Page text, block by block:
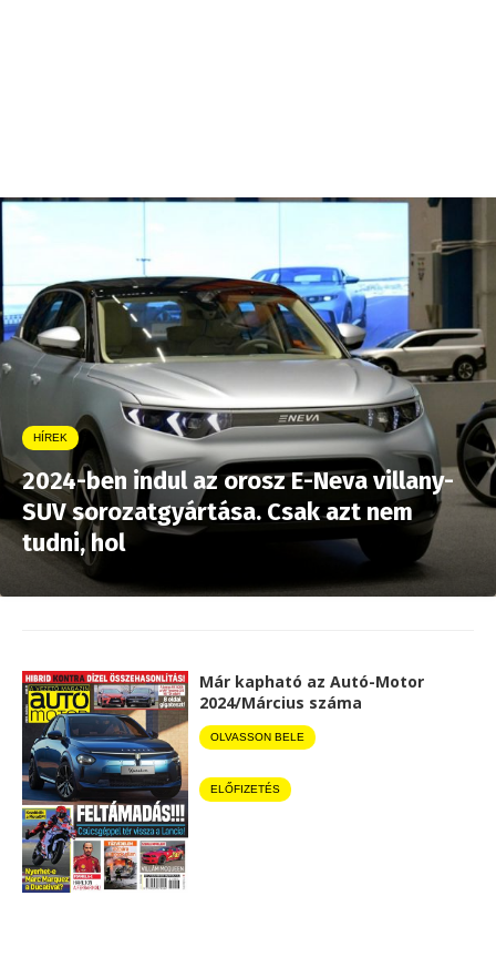
HÍREK
2024-ben indul az orosz E-Neva villany-
SUV sorozatgyártása. Csak azt nem
tudni, hol
Már kapható az Autó-Motor
2024/Március száma
OLVASSON BELE
ELŐFIZETÉS